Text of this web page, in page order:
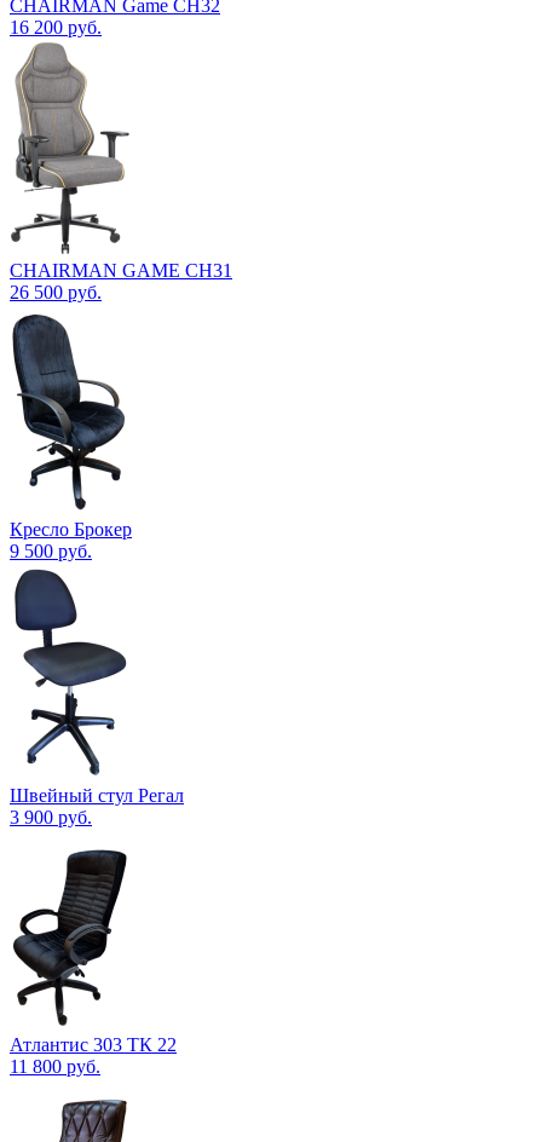
CHAIRMAN Game CH32
16 200 руб.
CHAIRMAN GAME CH31
26 500 руб.
Кресло Брокер
9 500 руб.
Швейный стул Регал
3 900 руб.
Атлантис 303 ТК 22
11 800 руб.